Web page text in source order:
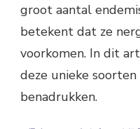
groot aantal
betekent dat ze
voorkomen. In dit
deze unieke
benadrukken.